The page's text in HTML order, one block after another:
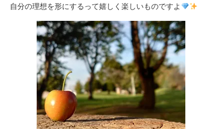
自分の理想を形にするって嬉しく楽しいものですよ